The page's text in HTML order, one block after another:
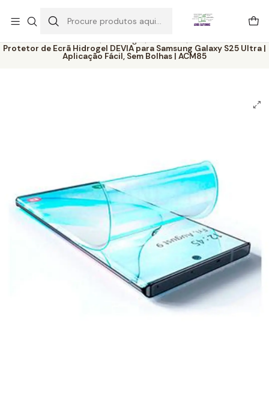
Início Catálogo
Películas
Protetor de Ecrã Hidrogel DEVIA para Samsung Galaxy S25 Ultra |
Aplicação Fácil, Sem Bolhas | ACM85